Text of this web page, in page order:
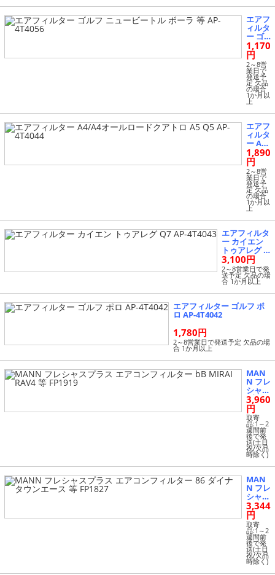
エアフ
ィルタ
ー ゴ
ルフ
ニュー
ビート
ル ボ
ーラ
等 AP-
4T405
6
1,170
円
2～8営
業日で
発送予
定 欠品
の場合
1か月以
上
エアフ
ィルタ
ー A4/
A4オ
ールロ
ードク
アトロ
A5 Q5
AP-4T
4044
1,890
円
2～8営
業日で
発送予
定 欠品
の場合
1か月以
上
エアフィルタ
ー カイエン
トゥアレグ Q
7 AP-4T4043
3,100円
2～8営業日で発
送予定 欠品の場
合 1か月以上
エアフィルター ゴルフ ポ
ロ AP-4T4042
1,780円
2～8営業日で発送予定 欠品の場
合 1か月以上
MAN
N フレ
シャス
プラス
エアコ
ンフィ
ルター
bB MI
RAI R
AV4 等
FP191
9
3,960
円
取寄
品:1～2
週間前
後で発
送(土日
祝/欠品
時除く)
MAN
N フレ
シャス
プラス
エアコ
ンフィ
ルター
86 ダ
イナ
タウン
エース
3,344
円
取寄
品:1～2
週間前
後で発
送(土日
祝/欠品
時除く)